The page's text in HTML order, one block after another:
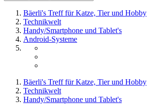
Bäerli's Treff für Katze, Tier und Hobby
Technikwelt
Handy/Smartphone und Tablet's
Android-Systeme
Bäerli's Treff für Katze, Tier und Hobby
Technikwelt
Handy/Smartphone und Tablet's